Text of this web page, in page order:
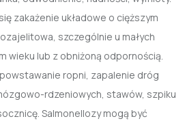
zakażenie układowe o cięższym
szczególnie u małych
wieku lub z obniżoną odpornością.
ropni, zapalenie dróg
rdzeniowych, stawów, szpiku
Salmonellozy mogą być